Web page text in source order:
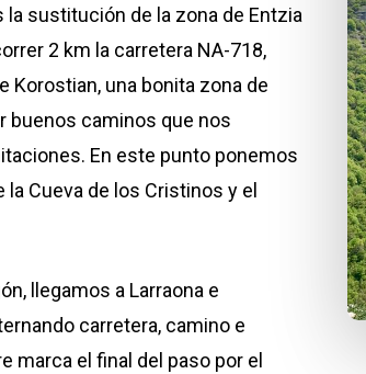
sustitución de la zona de Entzia
2 km la carretera NA-718,
Korostian, una bonita zona de
buenos caminos que nos
En este punto ponemos
la Cueva de los Cristinos y el
llegamos a Larraona e
carretera, camino e
marca el final del paso por el